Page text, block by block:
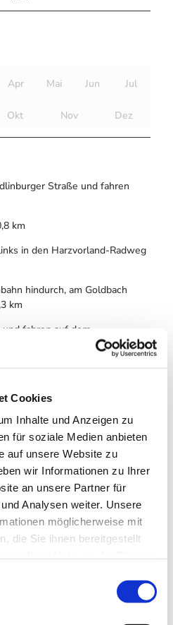
Cookies
Inhalte und Anzeigen zu
für soziale Medien anbieten
auf unsere Website zu
wir Informationen zu Ihrer
an unsere Partner für
Analysen weiter. Unsere
möglicherweise mit
die Sie ihnen bereitgestellt
Webseite weiterhin nutzen.
Apr Mai Jun Jul
Okt Nov Dez
Straße und fahren
km
in den Harzvorland-Radweg
hindurch, am Goldbach
km
fahren auf dem
Kreuzung. - 3,2 km
zum Bahnhof Börnecke. - 1,2
einem Waldweg weiter bis
die Westerhäuser Straße,
erreichen den Helsunger Krug.
Teufelsmauer. Genau über
Felsformation Hamburger